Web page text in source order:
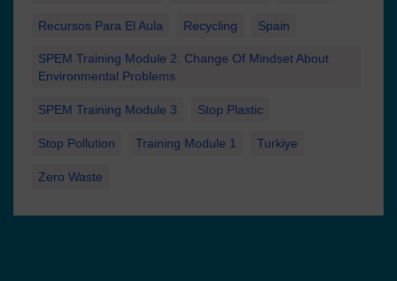
Recursos Para El Aula Recycling Spain
SPEM Training Module 2. Change Of Mindset About
Environmental Problems
SPEM Training Module 3 Stop Plastic
Stop Pollution Training Module 1 Turkiye
Zero Waste